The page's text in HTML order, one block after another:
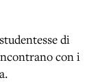
di
con i